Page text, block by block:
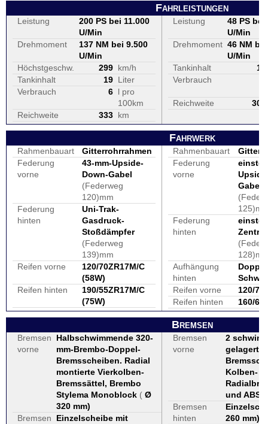
Fahrleistungen
Leistung
200 PS bei 11.000
U/Min
Drehmoment
137 NM bei 9.500
U/Min
Höchstgeschw.
299 km/h
Tankinhalt
19 Liter
Verbrauch
6 l pro
100km
Reichweite
333 km
Leistung
48 PS bei
U/Min
Drehmoment 46 NM
U/Min
Tankinhalt
13
Verbrauch
Reichweite 302
Fahrwerk
Rahmenbauart
Gitterrohrrahmen
Federung
vorne
43-mm-Upside-
Down-Gabel
(Federweg
120)mm
Federung
hinten
Uni-Trak-
Gasdruck-
Stoßdämpfer
(Federweg
139)mm
Reifen vorne
120/70ZR17M/C
(58W)
Reifen hinten
190/55ZR17M/C
(75W)
Rahmenbauart
Federung
vorne
Gabel
Federung
hinten
Aufhängung
hinten
Reifen vorne
120/70
Reifen hinten
160/60
Bremsen
Bremsen
vorne
Halbschwimmende 320-
mm-Brembo-Doppel-
Bremsscheiben. Radial
montierte Vierkolben-
Bremssättel, Brembo
Stylema Monoblock ( Ø
320 mm)
Bremsen
Einzelscheibe mit
Bremsen
vorne
2
gelagerte
Kolben-
und ABS
Bremsen
hinten
260 mm)